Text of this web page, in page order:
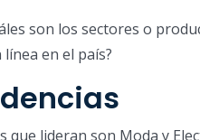
son los sectores o
en el país?
que lideran son Moda y